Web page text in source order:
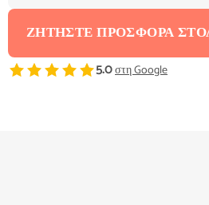
ΖΗΤΉΣΤΕ ΠΡΟΣΦΟΡΆ
5.0στη Google